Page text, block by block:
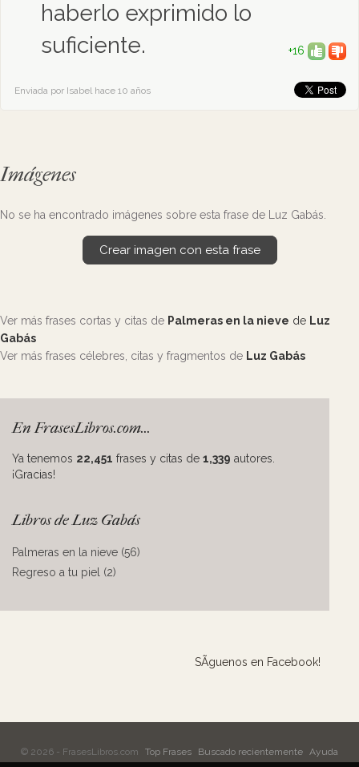
haberlo exprimido lo
suficiente.
+16
Enviada por Isabel hace 10 años
Imágenes
No se ha encontrado imágenes sobre esta frase de Luz Gabás.
Crear imagen con esta frase
Ver más frases cortas y citas de Palmeras en la nieve de Luz
Gabás
Ver más frases célebres, citas y fragmentos de Luz Gabás
En FrasesLibros.com...
Ya tenemos 22,451 frases y citas de 1,339 autores.
¡Gracias!
Libros de Luz Gabás
Palmeras en la nieve (56)
Regreso a tu piel (2)
SÃ­guenos en Facebook!
© 2026 - FrasesLibros.com Top Frases Buscado recientemente Ayuda